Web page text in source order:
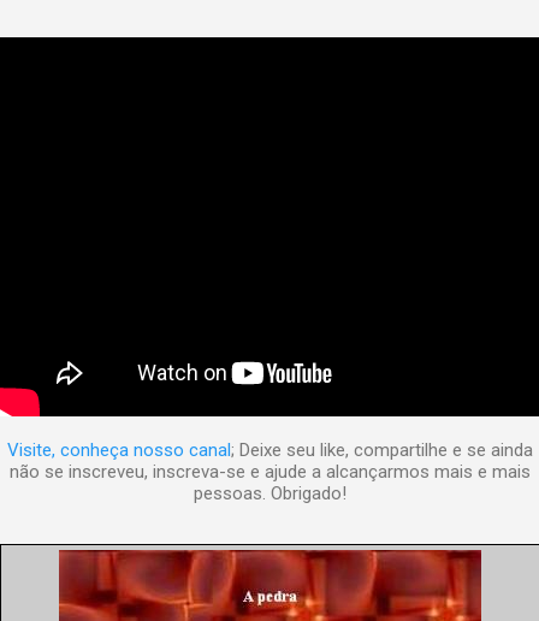
Visite, conheça nosso canal; Deixe seu like, compartilhe e se ainda
não se inscreveu, inscreva-se e ajude a alcançarmos mais e mais
pessoas. Obrigado!